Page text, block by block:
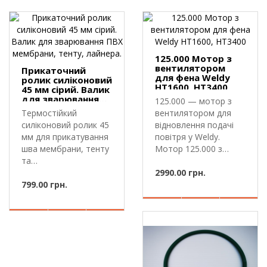
Прикаточний
ролик силіконовий
45 мм сірий. Валик
для зварювання
ПВХ мембрани,
тенту, лайнера.
Термостійкий
силіконовий ролик 45
мм для прикатування
шва мембрани, тенту
та
рол..
799.00 грн.
125.000 Мотор з
вентилятором
для фена Weldy
HT1600, HT3400
125.000 — мотор з
вентилятором для
відновлення подачі
повітря у Weldy.
Мотор 125.000 з
2990.00 грн.